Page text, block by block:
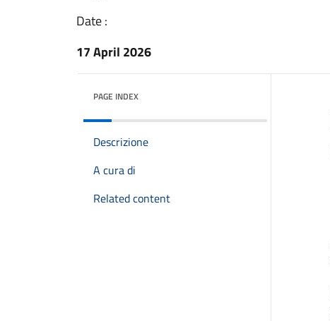
Date :
17 April 2026
PAGE INDEX
Descrizione
A cura di
Related content